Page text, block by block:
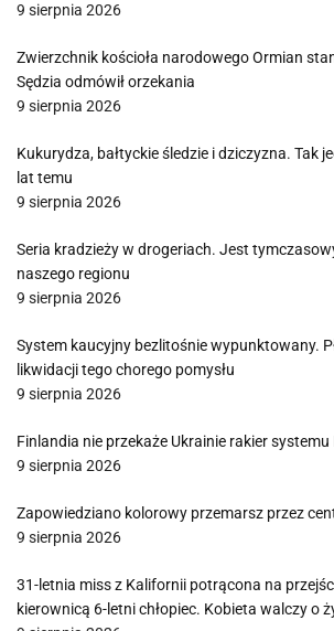
9 sierpnia 2026
Zwierzchnik kościoła narodowego Ormian
Sędzia odmówił orzekania
9 sierpnia 2026
Kukurydza, bałtyckie śledzie i dziczyzna. Tak
lat temu
9 sierpnia 2026
Seria kradzieży w drogeriach. Jest
naszego regionu
9 sierpnia 2026
System kaucyjny bezlitośnie wypunktowany.
likwidacji tego chorego pomysłu
9 sierpnia 2026
Finlandia nie przekaże Ukrainie rakier
9 sierpnia 2026
Zapowiedziano kolorowy przemarsz przez
9 sierpnia 2026
31-letnia miss z Kalifornii potrącona na
kierownicą 6-letni chłopiec. Kobieta walczy o